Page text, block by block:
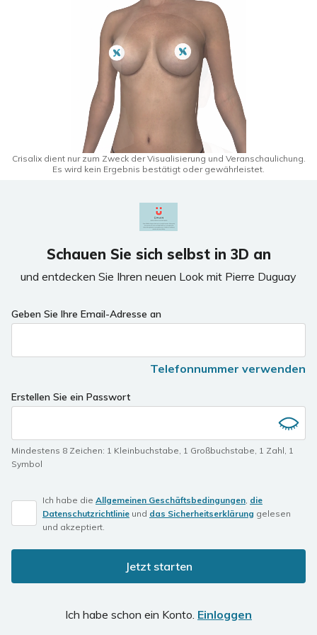
Crisalix dient nur zum Zweck der Visualisierung und Veranschaulichung.
Es wird kein Ergebnis bestätigt oder gewährleistet.
Schauen Sie sich selbst in 3D an
und entdecken Sie Ihren neuen Look mit Pierre Duguay
Geben Sie Ihre Email-Adresse an
Telefonnummer verwenden
Erstellen Sie ein Passwort
Mindestens 8 Zeichen: 1 Kleinbuchstabe, 1 Großbuchstabe, 1 Zahl, 1
Symbol
Ich habe die Allgemeinen Geschäftsbedingungen, die
Datenschutzrichtlinie und das Sicherheitserklärung gelesen
und akzeptiert.
Jetzt starten
Ich habe schon ein Konto. Einloggen